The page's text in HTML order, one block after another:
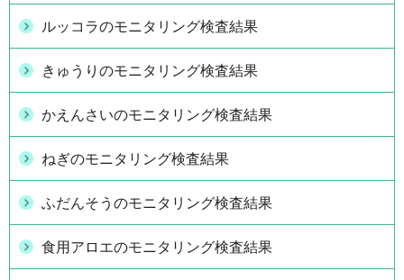
ルッコラのモニタリング検査結果
きゅうりのモニタリング検査結果
かえんさいのモニタリング検査結果
ねぎのモニタリング検査結果
ふだんそうのモニタリング検査結果
食用アロエのモニタリング検査結果